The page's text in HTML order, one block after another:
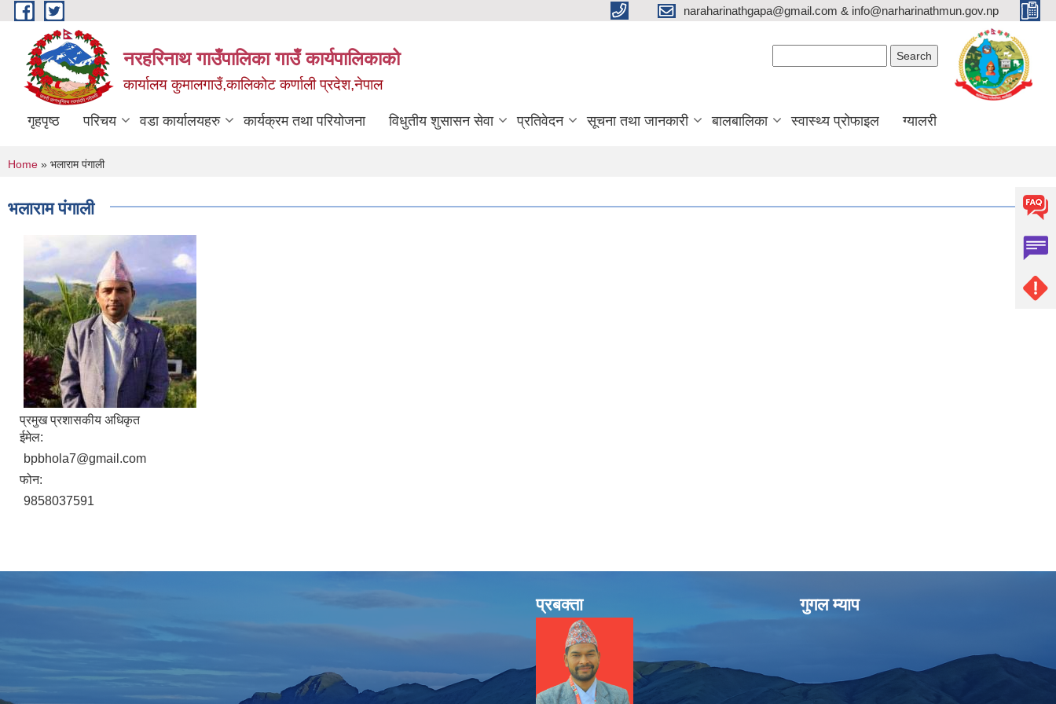
Skip to main content naraharinathgapa@gmail.com & info@narharinathmun.gov.np
नरहरिनाथ गाउँपालिका गाउँ कार्यपालिकाको
कार्यालय कुमालगाउँ,कालिकोट कर्णाली प्रदेश,नेपाल
गृहपृष्ठ परिचय वडा कार्यालयहरु कार्यक्रम तथा परियोजना विधुतीय शुसासन सेवा प्रतिवेदन सूचना तथा जानकारी बालबालिका स्वास्थ्य प्रोफाइल ग्यालरी
You are here
Home » भलाराम पंगाली
भलाराम पंगाली
प्रमुख प्रशासकीय अधिकृत
ईमेल:
bpbhola7@gmail.com
फोन:
9858037591
प्रबक्ता गुगल म्याप